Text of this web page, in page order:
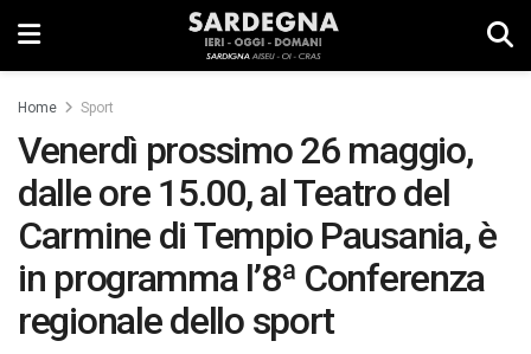
Home Sport
Venerdì prossimo 26 maggio,
dalle ore 15.00, al Teatro del
Carmine di Tempio Pausania, è
in programma l’8ª Conferenza
regionale dello sport